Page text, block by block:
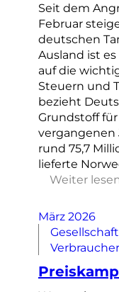
Seit dem
Februar
deutschen
Ausland ist
auf die
Steuern und
bezieht
Grundstoff
vergangenen
rund 75,7
lieferte
Weiter
März 2026
Gesellschaft
Verbraucher